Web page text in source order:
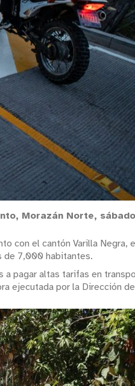
Morazán Norte,
con el cantón Varilla Negra,
de 7,000 habitantes.
pagar altas tarifas en
ejecutada por la Dirección